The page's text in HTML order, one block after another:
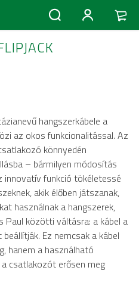
hangszerkábele a
az okos funkcionalitással. Az
könnyedén
– bármilyen módosítás
innovatív funkció tökéletessé
akik élőben játszanak,
használnak a hangszerek,
Paul közötti váltásra: a kábel a
Ez nemcsak a kábel
hanem a használható
csatlakozót erősen meg